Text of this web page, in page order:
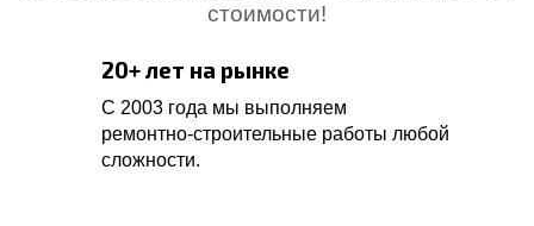
стоимости!
20+ лет на рынке
С 2003 года мы выполняем
ремонтно‑строительные работы любой
сложности.